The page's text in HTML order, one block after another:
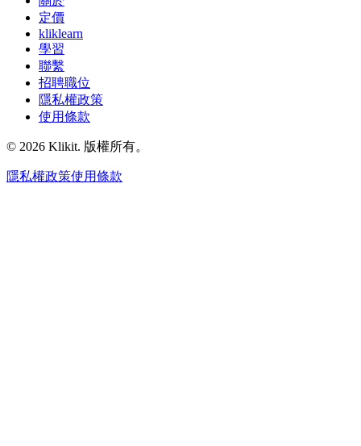
定價
kliklearn
學習
聯繫
招聘職位
隱私權政策
使用條款
© 2026 Klikit. 版權所有。
隱私權政策使用條款